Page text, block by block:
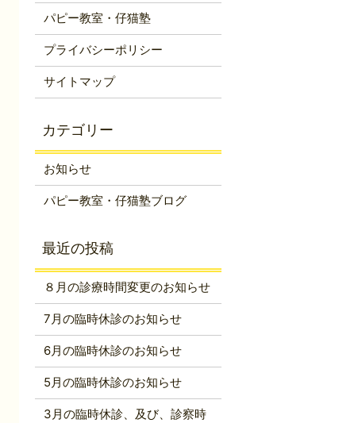
パピー教室・仔猫塾
プライバシーポリシー
サイトマップ
お知らせ
パピー教室・仔猫塾ブログ
８月の診療時間変更のお知らせ
7月の臨時休診のお知らせ
6月の臨時休診のお知らせ
5月の臨時休診のお知らせ
3月の臨時休診、及び、診察時